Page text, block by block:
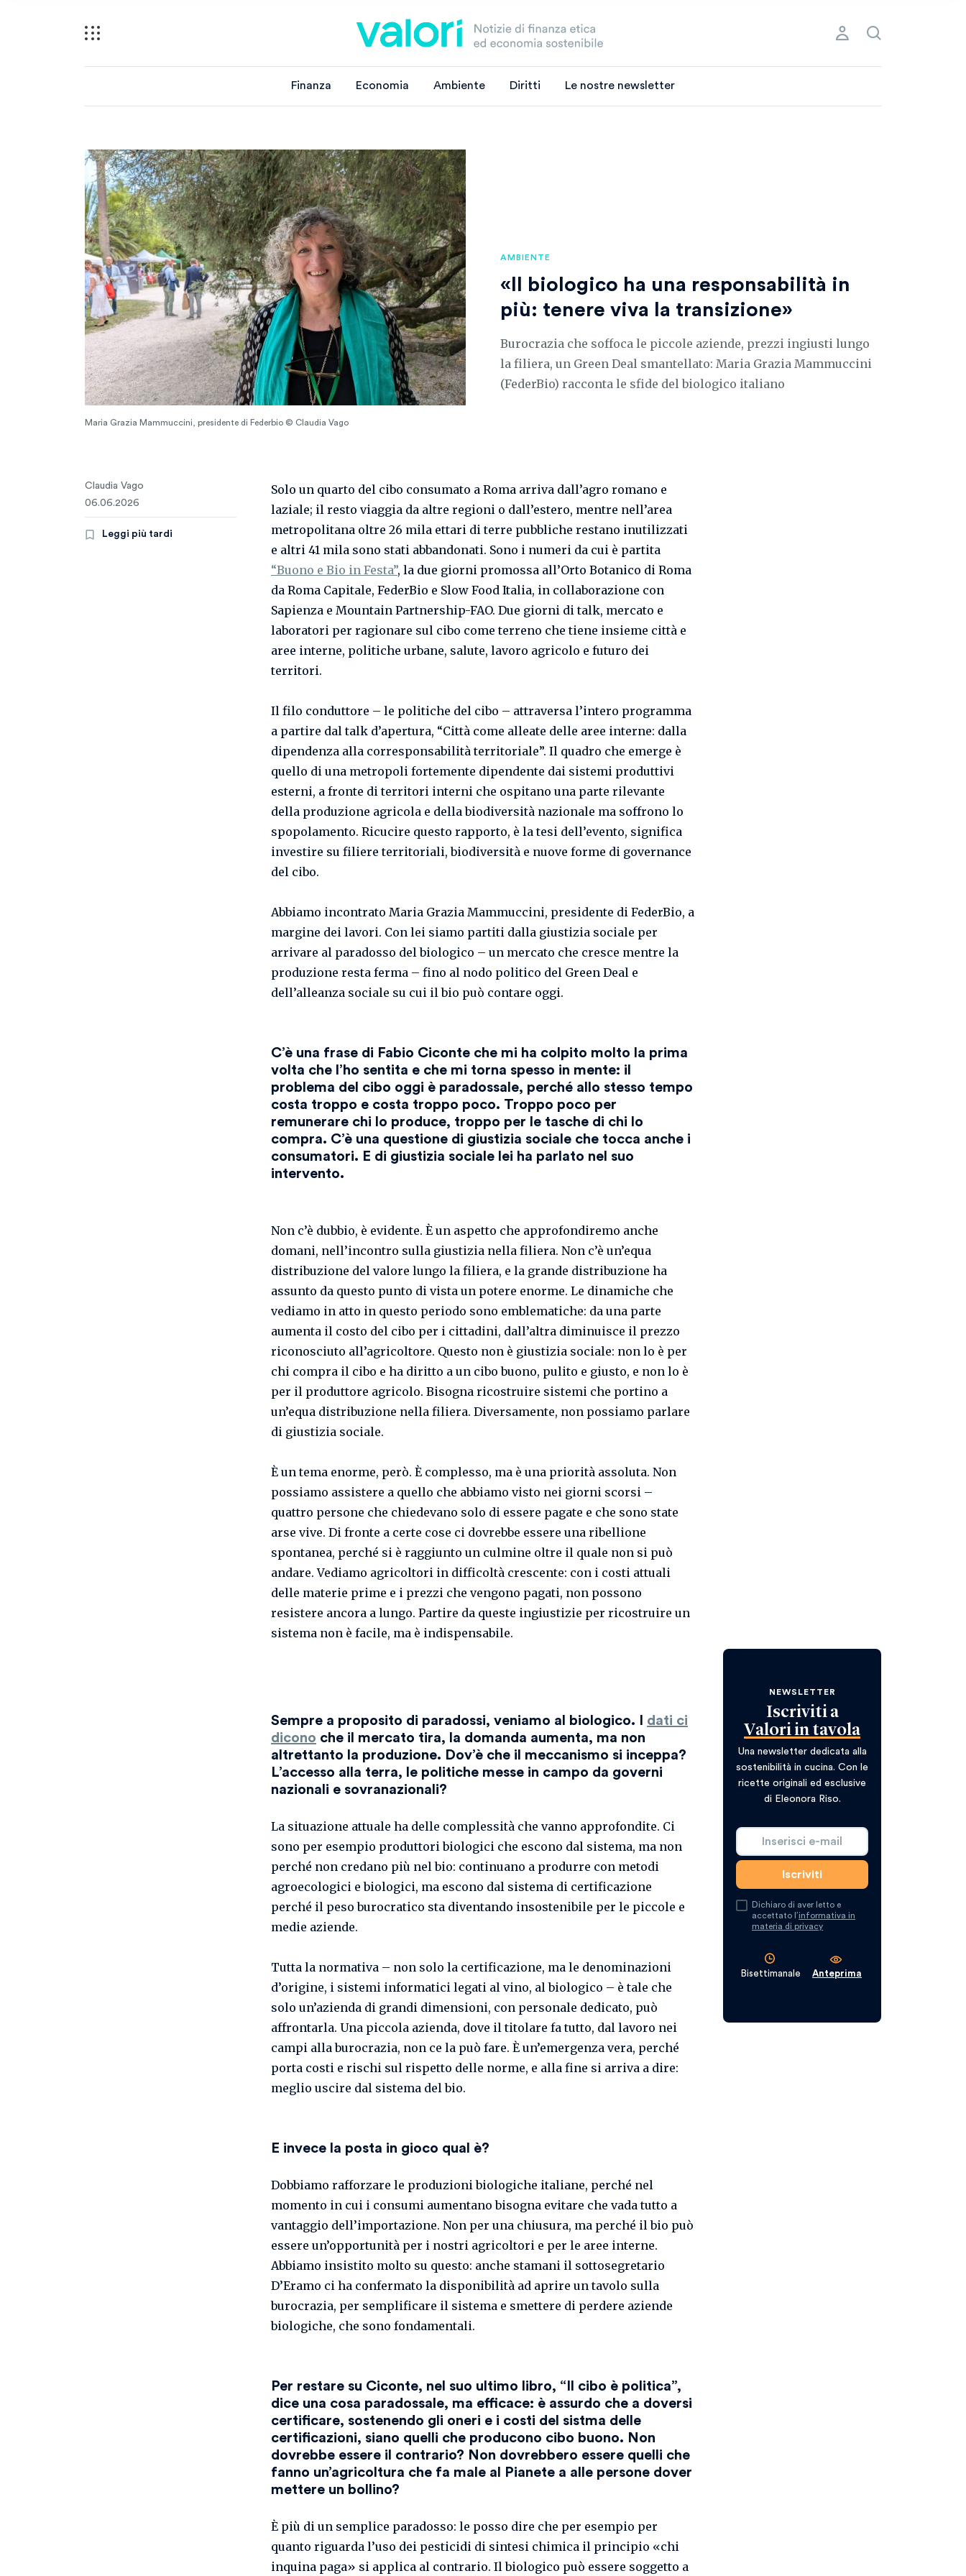
Finanza Economia Ambiente Diritti Le nostre newsletter
AMBIENTE
«Il biologico ha una responsabilità in
più: tenere viva la transizione»
Burocrazia che soffoca le piccole aziende, prezzi ingiusti lungo
la filiera, un Green Deal smantellato: Maria Grazia Mammuccini
(FederBio) racconta le sfide del biologico italiano
Maria Grazia Mammuccini, presidente di Federbio © Claudia Vago
Claudia Vago
06.06.2026
Leggi più tardi
Solo un quarto del cibo consumato a Roma arriva dall’agro romano e
laziale; il resto viaggia da altre regioni o dall’estero, mentre nell’area
metropolitana oltre 26 mila ettari di terre pubbliche restano inutilizzati
e altri 41 mila sono stati abbandonati. Sono i numeri da cui è partita
“Buono e Bio in Festa”, la due giorni promossa all’Orto Botanico di Roma
da Roma Capitale, FederBio e Slow Food Italia, in collaborazione con
Sapienza e Mountain Partnership-FAO. Due giorni di talk, mercato e
laboratori per ragionare sul cibo come terreno che tiene insieme città e
aree interne, politiche urbane, salute, lavoro agricolo e futuro dei
territori.
Il filo conduttore – le politiche del cibo – attraversa l’intero programma
a partire dal talk d’apertura, “Città come alleate delle aree interne: dalla
dipendenza alla corresponsabilità territoriale”. Il quadro che emerge è
quello di una metropoli fortemente dipendente dai sistemi produttivi
esterni, a fronte di territori interni che ospitano una parte rilevante
della produzione agricola e della biodiversità nazionale ma soffrono lo
spopolamento. Ricucire questo rapporto, è la tesi dell’evento, significa
investire su filiere territoriali, biodiversità e nuove forme di governance
del cibo.
Abbiamo incontrato Maria Grazia Mammuccini, presidente di FederBio, a
margine dei lavori. Con lei siamo partiti dalla giustizia sociale per
arrivare al paradosso del biologico – un mercato che cresce mentre la
produzione resta ferma – fino al nodo politico del Green Deal e
dell’alleanza sociale su cui il bio può contare oggi.
C’è una frase di Fabio Ciconte che mi ha colpito molto la prima
volta che l’ho sentita e che mi torna spesso in mente: il
problema del cibo oggi è paradossale, perché allo stesso tempo
costa troppo e costa troppo poco. Troppo poco per
remunerare chi lo produce, troppo per le tasche di chi lo
compra. C’è una questione di giustizia sociale che tocca anche i
consumatori. E di giustizia sociale lei ha parlato nel suo
intervento.
Non c’è dubbio, è evidente. È un aspetto che approfondiremo anche
domani, nell’incontro sulla giustizia nella filiera. Non c’è un’equa
distribuzione del valore lungo la filiera, e la grande distribuzione ha
assunto da questo punto di vista un potere enorme. Le dinamiche che
vediamo in atto in questo periodo sono emblematiche: da una parte
aumenta il costo del cibo per i cittadini, dall’altra diminuisce il prezzo
riconosciuto all’agricoltore. Questo non è giustizia sociale: non lo è per
chi compra il cibo e ha diritto a un cibo buono, pulito e giusto, e non lo è
per il produttore agricolo. Bisogna ricostruire sistemi che portino a
un’equa distribuzione nella filiera. Diversamente, non possiamo parlare
di giustizia sociale.
È un tema enorme, però. È complesso, ma è una priorità assoluta. Non
possiamo assistere a quello che abbiamo visto nei giorni scorsi –
quattro persone che chiedevano solo di essere pagate e che sono state
arse vive. Di fronte a certe cose ci dovrebbe essere una ribellione
spontanea, perché si è raggiunto un culmine oltre il quale non si può
andare. Vediamo agricoltori in difficoltà crescente: con i costi attuali
delle materie prime e i prezzi che vengono pagati, non possono
resistere ancora a lungo. Partire da queste ingiustizie per ricostruire un
sistema non è facile, ma è indispensabile.
NEWSLETTER
Iscriviti a
Valori in tavola
Una newsletter dedicata alla
sostenibilità in cucina. Con le
ricette originali ed esclusive
di Eleonora Riso.
Dichiaro di aver letto e
accettato l’informativa in
materia di privacy
Bisettimanale Anteprima
Sempre a proposito di paradossi, veniamo al biologico. I dati ci
dicono che il mercato tira, la domanda aumenta, ma non
altrettanto la produzione. Dov’è che il meccanismo si inceppa?
L’accesso alla terra, le politiche messe in campo da governi
nazionali e sovranazionali?
La situazione attuale ha delle complessità che vanno approfondite. Ci
sono per esempio produttori biologici che escono dal sistema, ma non
perché non credano più nel bio: continuano a produrre con metodi
agroecologici e biologici, ma escono dal sistema di certificazione
perché il peso burocratico sta diventando insostenibile per le piccole e
medie aziende.
Tutta la normativa – non solo la certificazione, ma le denominazioni
d’origine, i sistemi informatici legati al vino, al biologico – è tale che
solo un’azienda di grandi dimensioni, con personale dedicato, può
affrontarla. Una piccola azienda, dove il titolare fa tutto, dal lavoro nei
campi alla burocrazia, non ce la può fare. È un’emergenza vera, perché
porta costi e rischi sul rispetto delle norme, e alla fine si arriva a dire:
meglio uscire dal sistema del bio.
E invece la posta in gioco qual è?
Dobbiamo rafforzare le produzioni biologiche italiane, perché nel
momento in cui i consumi aumentano bisogna evitare che vada tutto a
vantaggio dell’importazione. Non per una chiusura, ma perché il bio può
essere un’opportunità per i nostri agricoltori e per le aree interne.
Abbiamo insistito molto su questo: anche stamani il sottosegretario
D’Eramo ci ha confermato la disponibilità ad aprire un tavolo sulla
burocrazia, per semplificare il sistema e smettere di perdere aziende
biologiche, che sono fondamentali.
Per restare su Ciconte, nel suo ultimo libro, “Il cibo è politica”,
dice una cosa paradossale, ma efficace: è assurdo che a doversi
certificare, sostenendo gli oneri e i costi del sistma delle
certificazioni, siano quelli che producono cibo buono. Non
dovrebbe essere il contrario? Non dovrebbero essere quelli che
fanno un’agricoltura che fa male al Pianete a alle persone dover
mettere un bollino?
È più di un semplice paradosso: le posso dire che per esempio per
quanto riguarda l’uso dei pesticidi di sintesi chimica il principio «chi
inquina paga» si applica al contrario. Il biologico può essere soggetto a